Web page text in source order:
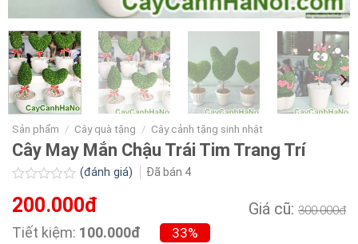
Sản phẩm / Cây quà tặng / Cây cảnh tặng sinh nhật
Cây May Mắn Chậu Trái Tim Trang Trí
xếp
0.0
(đánh giá) Đã bán 4
200.000đ Giá cũ: 300.000đ
Tiết kiệm: 100.000đ 33%